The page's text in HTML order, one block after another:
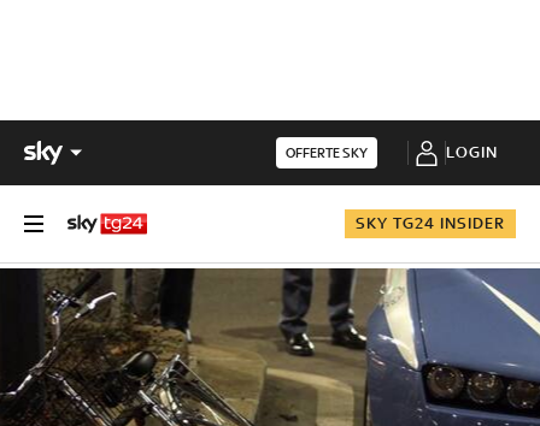
OFFERTE SKY LOGIN
SKY TG24 INSIDER